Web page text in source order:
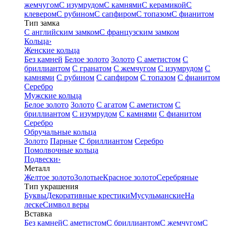
жемчугомС изумрудомС камнямиС керамикойС
клеверомС рубиномС сапфиромС топазомС фианитом
Тип замка
С английским замкомС французским замком
Кольца›
Женские кольца
Без камней Белое золото Золото С аметистом С
бриллиантом С гранатом С жемчугом С изумрудом С
камнями С рубином С сапфиром С топазом С фианитом
Серебро
Мужские кольца
Белое золото Золото С агатом С аметистом С
бриллиантом С изумрудом С камнями С фианитом
Серебро
Обручальные кольца
Золото Парные С бриллиантом Серебро
Помолвочные кольца
Подвески›
Металл
Желтое золотоЗолотыеКрасное золотоСеребряные
Тип украшения
БуквыДекоративные крестикиМусульманскиеНа
лескеСимвол веры
Вставка
Без камнейС аметистомС бриллиантомС жемчугомС